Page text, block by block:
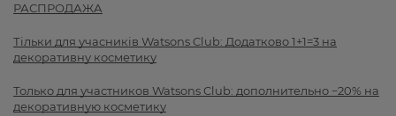
РАСПРОДАЖА
Тільки для учасників Watsons Club: Додатково 1+1=3 на
декоративну косметику
Только для участников Watsons Club: дополнительно −20% на
декоративную косметику